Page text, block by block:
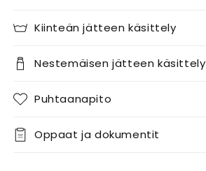
Kiinteän jätteen käsittely
Nestemäisen jätteen käsittely
Puhtaanapito
Oppaat ja dokumentit